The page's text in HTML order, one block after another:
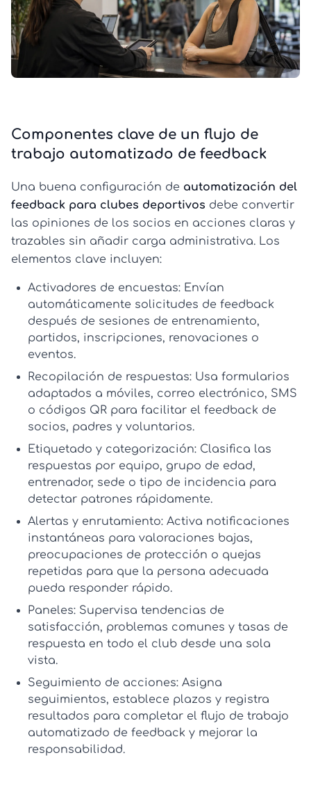
Componentes clave de un flujo de
trabajo automatizado de feedback
Una buena configuración de automatización del
feedback para clubes deportivos debe convertir
las opiniones de los socios en acciones claras y
trazables sin añadir carga administrativa. Los
elementos clave incluyen:
Activadores de encuestas: Envían
automáticamente solicitudes de feedback
después de sesiones de entrenamiento,
partidos, inscripciones, renovaciones o
eventos.
Recopilación de respuestas: Usa formularios
adaptados a móviles, correo electrónico, SMS
o códigos QR para facilitar el feedback de
socios, padres y voluntarios.
Etiquetado y categorización: Clasifica las
respuestas por equipo, grupo de edad,
entrenador, sede o tipo de incidencia para
detectar patrones rápidamente.
Alertas y enrutamiento: Activa notificaciones
instantáneas para valoraciones bajas,
preocupaciones de protección o quejas
repetidas para que la persona adecuada
pueda responder rápido.
Paneles: Supervisa tendencias de
satisfacción, problemas comunes y tasas de
respuesta en todo el club desde una sola
vista.
Seguimiento de acciones: Asigna
seguimientos, establece plazos y registra
resultados para completar el flujo de trabajo
automatizado de feedback y mejorar la
responsabilidad.